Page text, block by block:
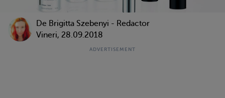
De Brigitta Szebenyi - Redactor
Vineri, 28.09.2018